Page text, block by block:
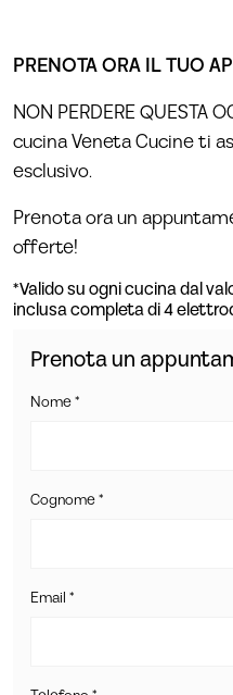
PRENOTA ORA IL TUO
NON PERDERE QUESTA
cucina Veneta Cucine ti
esclusivo.
Prenota ora un
offerte!
*Valido su ogni cucina dal
inclusa completa di 4
Prenota un
Nome *
Cognome *
Email *